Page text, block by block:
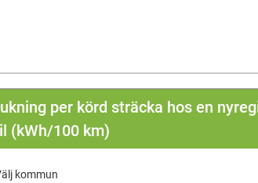
per körd sträcka hos en
(kWh/100 km)
kommun